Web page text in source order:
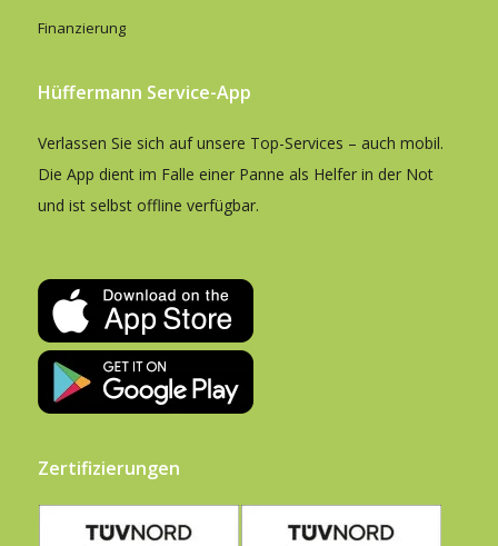
Finanzierung
Hüffermann Service-App
Verlassen Sie sich auf unsere Top-Services – auch mobil.
Die App dient im Falle einer Panne als Helfer in der Not
und ist selbst offline verfügbar.
Zertifizierungen